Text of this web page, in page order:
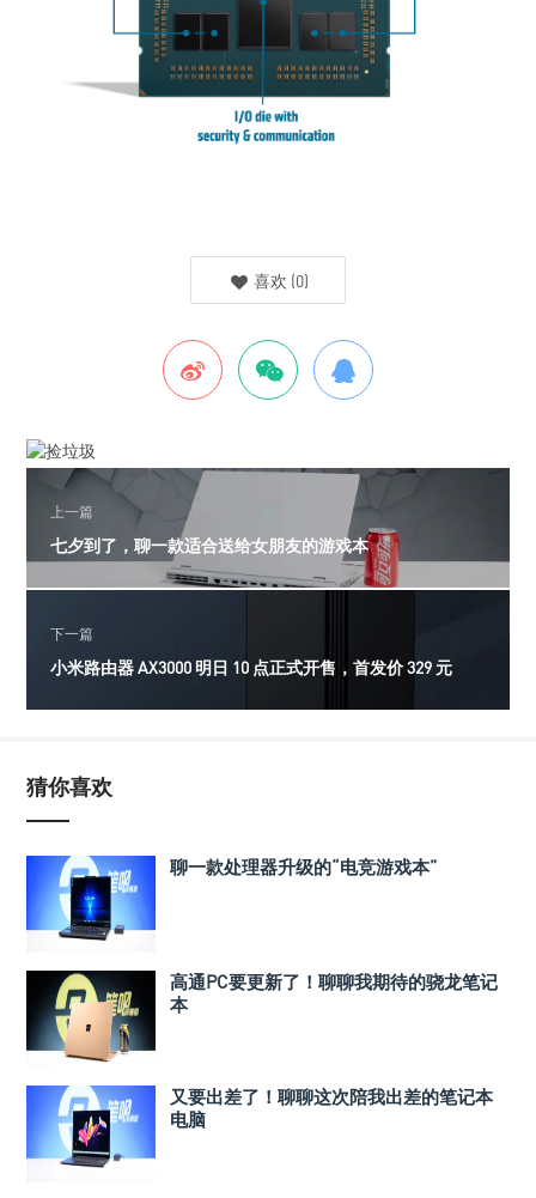
喜欢 (0)
上一篇
七夕到了，聊一款适合送给女朋友的游戏本
下一篇
小米路由器 AX3000 明日 10 点正式开售，首发价 329 元
猜你喜欢
聊一款处理器升级的“电竞游戏本”
高通PC要更新了！聊聊我期待的骁龙笔记
本
又要出差了！聊聊这次陪我出差的笔记本
电脑